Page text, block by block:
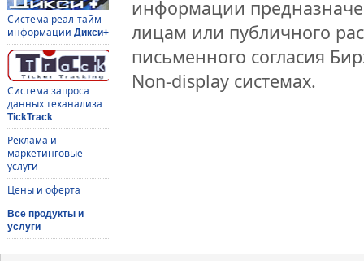
Система реал-тайм
информации Дикси+
Система запроса
данных теханализа
TickTrack
Реклама и
маркетинговые
услуги
Цены и оферта
Все продукты и
услуги
информации
лицам или публичного
письменного согласия
Non-display системах.